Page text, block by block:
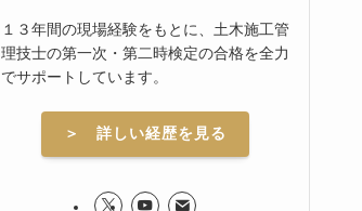
１３年間の現場経験をもとに、土木施工管
理技士の第一次・第二時検定の合格を全力
でサポートしています。
＞ 詳しい経歴を見る